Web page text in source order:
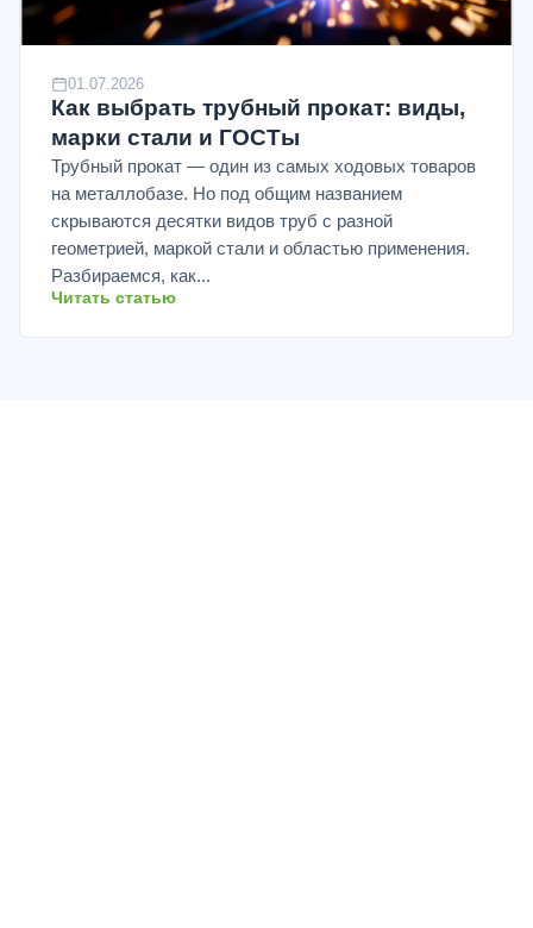
01.07.2026
Как выбрать трубный прокат: виды,
марки стали и ГОСТы
Трубный прокат — один из самых ходовых товаров
на металлобазе. Но под общим названием
скрываются десятки видов труб с разной
геометрией, маркой стали и областью применения.
Разбираемся, как...
Читать статью